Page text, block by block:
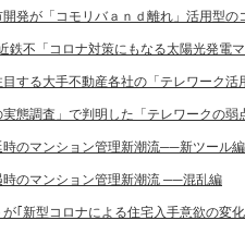
発が「コモリバａｎｄ離れ」活用型の
鉄不「コロナ対策にもなる太陽光発電
する大手不動産各社の「テレワーク活
態調査」で判明した「テレワークの弱
時のマンション管理新潮流──新ツール編
時のマンション管理新潮流 ──混乱編
｢新型コロナによる住宅入手意欲の変